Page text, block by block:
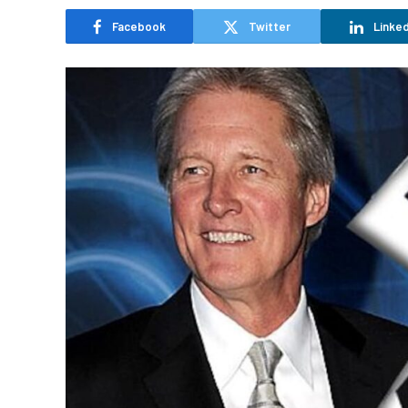
Facebook Twitter